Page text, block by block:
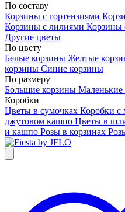
По составу
Корзины с гортензиями
Корзины с лилиями Корзины
Другие цветы
По цвету
Белые корзины Желтые
корзины Синие корзины
По размеру
Большие корзины Маленькие
Коробки
Цветы в сумочках Коробки с
джутовом кашпо Цветы в
и кашпо Розы в корзинах